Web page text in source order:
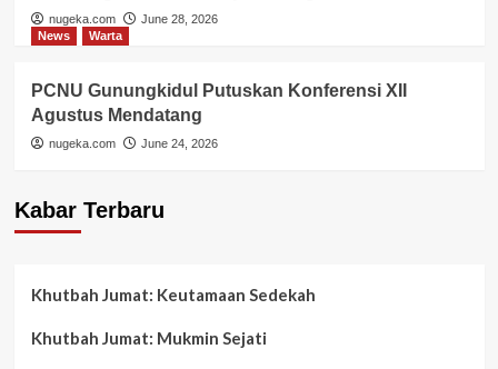
nugeka.com
June 28, 2026
News
Warta
PCNU Gunungkidul Putuskan Konferensi XII
Agustus Mendatang
nugeka.com June 24, 2026
Kabar Terbaru
Khutbah Jumat: Keutamaan Sedekah
Khutbah Jumat: Mukmin Sejati